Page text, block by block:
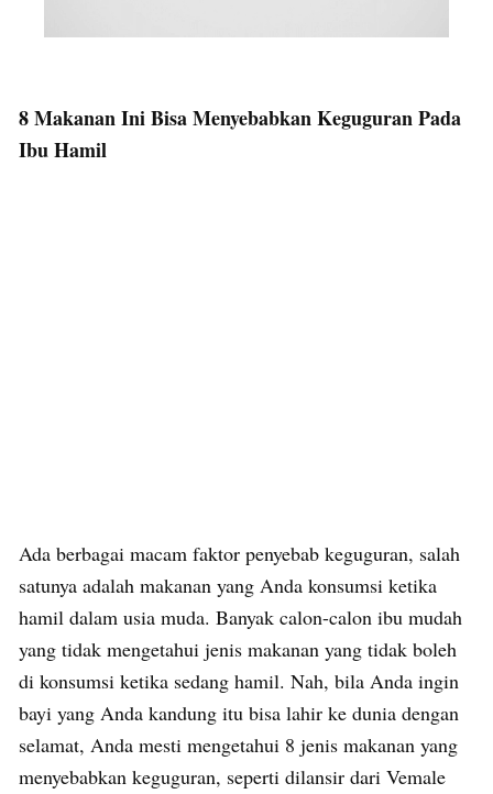
8 Makanan Ini Bisa Menyebabkan Keguguran Pada
Ibu Hamil
Ada berbagai macam faktor penyebab keguguran, salah
satunya adalah makanan yang Anda konsumsi ketika
hamil dalam usia muda. Banyak calon-calon ibu mudah
yang tidak mengetahui jenis makanan yang tidak boleh
di konsumsi ketika sedang hamil. Nah, bila Anda ingin
bayi yang Anda kandung itu bisa lahir ke dunia dengan
selamat, Anda mesti mengetahui 8 jenis makanan yang
menyebabkan keguguran, seperti dilansir dari Vemale